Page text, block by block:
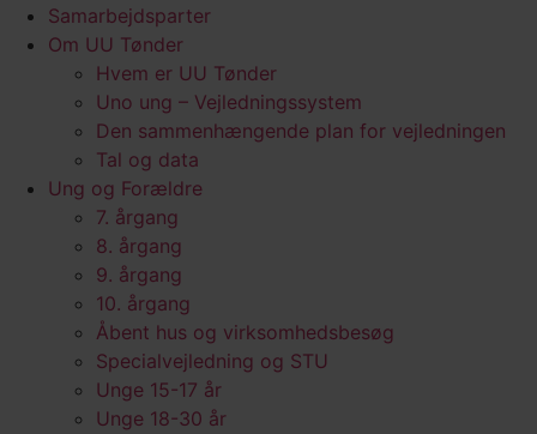
Samarbejdsparter
Om UU Tønder
Hvem er UU Tønder
Uno ung – Vejledningssystem
Den sammenhængende plan for vejledningen
Tal og data
Ung og Forældre
7. årgang
8. årgang
9. årgang
10. årgang
Åbent hus og virksomhedsbesøg
Specialvejledning og STU
Unge 15-17 år
Unge 18-30 år